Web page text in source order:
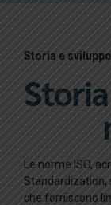
Storia e
Le norme ISO,
Standardization,
che forniscono